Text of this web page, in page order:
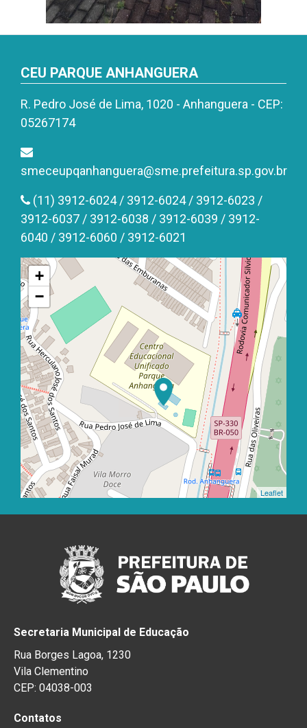
CEU PARQUE ANHANGUERA
R. Pedro José de Lima, 1020 - Anhanguera - CEP:
05267174
smeceupqanhanguera@sme.prefeitura.sp.gov.br
(11) 3912-6024 / 3912-6024 / 3912-6023 /
3912-6037 / 3912-6038 / 3912-6039 / 3912-
6040 / 3912-6060 / 3912-6021
+
−
Leaflet
Secretaria Municipal de Educação
Rua Borges Lagoa, 1230
Vila Clementino
CEP: 04038-003
Contatos